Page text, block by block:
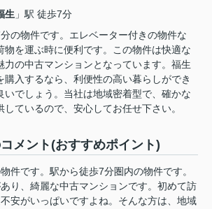
生 」駅 徒歩7分
の物件です。エレベーター付きの物件な
物を運ぶ時に便利です。この物件は快適な
力の中古マンションとなっています。福生
購入するなら、利便性の高い暮らしができ
いでしょう。当社は地域密着型で、確かな
しているので、安心してお任せ下さい。
メント(おすすめポイント)
件です。駅から徒歩7分圏内の物件です。
り、綺麗な中古マンションです。初めて訪
安がいっぱいですよね。そんな方は、地域